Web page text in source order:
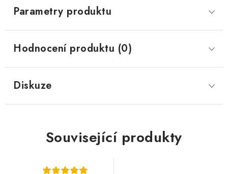
Parametry produktu
Hodnocení produktu (0)
Diskuze
Související produkty